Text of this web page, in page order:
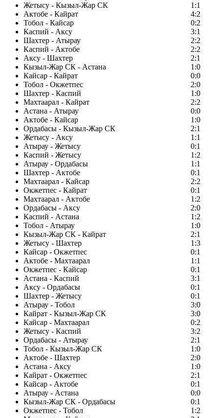
Жетысу - Кызыл-Жар СК
1:1
Актобе - Кайрат
4:2
Тобол - Кайсар
0:2
Каспий - Аксу
3:1
Шахтер - Атырау
2:2
Каспий - Актобе
2:2
Аксу - Шахтер
2:1
Кызыл-Жар СК - Астана
1:0
Кайсар - Кайрат
0:0
Тобол - Окжетпес
2:0
Шахтер - Каспий
1:0
Махтаарал - Кайрат
2:2
Астана - Атырау
0:0
Актобе - Кайсар
1:0
Ордабасы - Кызыл-Жар СК
2:1
Жетысу - Аксу
1:1
Атырау - Жетысу
0:1
Каспий - Жетысу
1:2
Атырау - Ордабасы
1:1
Шахтер - Актобе
0:1
Махтаарал - Кайсар
2:2
Окжетпес - Кайрат
0:1
Махтаарал - Актобе
1:2
Ордабасы - Аксу
2:0
Каспий - Астана
1:2
Тобол - Атырау
1:0
Кызыл-Жар СК - Кайрат
2:1
Жетысу - Шахтер
1:3
Кайсар - Окжетпес
0:1
Актобе - Махтаарал
1:1
Окжетпес - Кайсар
0:1
Астана - Каспий
3:1
Аксу - Ордабасы
0:1
Шахтер - Жетысу
0:1
Атырау - Тобол
3:0
Кайрат - Кызыл-Жар СК
3:0
Кайсар - Махтаарал
0:2
Жетысу - Каспий
3:2
Ордабасы - Атырау
2:1
Тобол - Кызыл-Жар СК
1:0
Актобе - Шахтер
2:0
Астана - Аксу
1:0
Кайрат - Окжетпес
2:1
Кайсар - Актобе
0:1
Атырау - Астана
0:0
Кызыл-Жар СК - Ордабасы
0:1
Окжетпес - Тобол
1:2